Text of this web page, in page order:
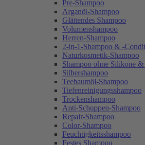
Pre-Shampoo
Arganöl-Shampoo
Glättendes Shampoo
Volumenshampoo
Herren-Shampoo
2-in-1-Shampoo & -
Naturkosmetik-Shampoo
Shampoo ohne Silikone &
Silbershampoo
Teebaumöl-Shampoo
Tiefenreinigungsshampoo
Trockenshampoo
Anti-Schuppen-Shampoo
Repair-Shampoo
Color-Shampoo
Feuchtigkeitsshampoo
Festes Shampoo